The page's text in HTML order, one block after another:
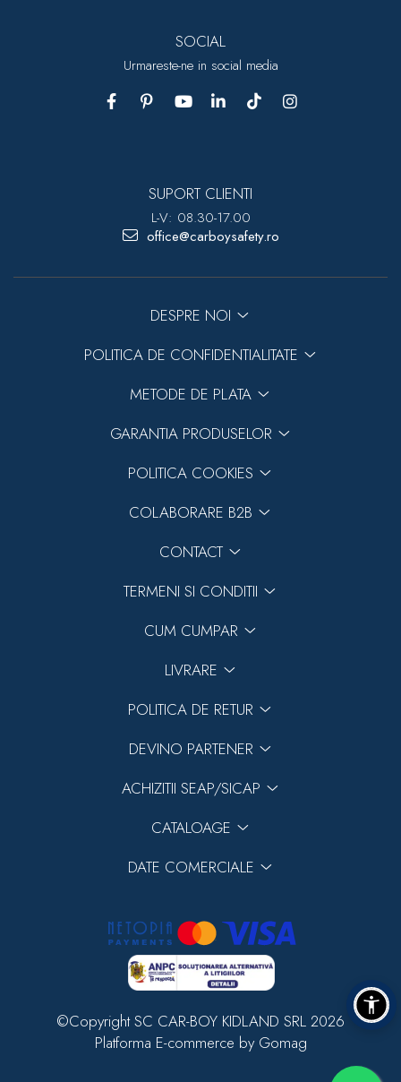
SOCIAL
Urmareste-ne in social media
SUPORT CLIENTI
L-V: 08.30-17.00
office@carboysafety.ro
DESPRE NOI
POLITICA DE CONFIDENTIALITATE
METODE DE PLATA
GARANTIA PRODUSELOR
POLITICA COOKIES
COLABORARE B2B
CONTACT
TERMENI SI CONDITII
CUM CUMPAR
LIVRARE
POLITICA DE RETUR
DEVINO PARTENER
ACHIZITII SEAP/SICAP
CATALOAGE
DATE COMERCIALE
©Copyright SC CAR-BOY KIDLAND SRL 2026
Platforma E-commerce by Gomag